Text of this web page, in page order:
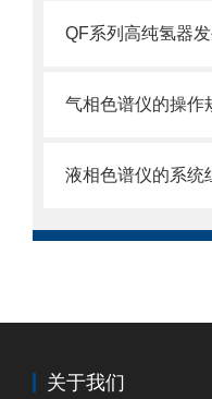
QF系列高纯氢器
气相色谱仪的操作
液相色谱仪的系统
关于我们